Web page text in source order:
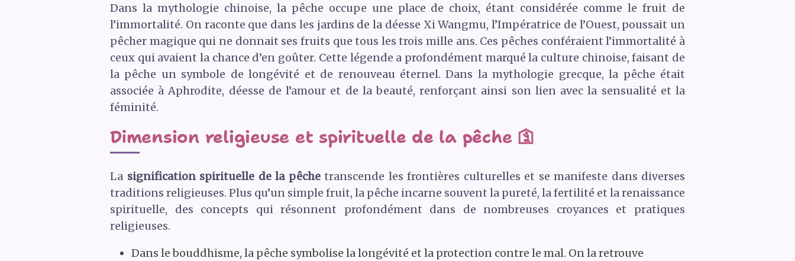
Dans la mythologie chinoise, la pêche occupe une place de choix, étant considérée comme le fruit de
l’immortalité. On raconte que dans les jardins de la déesse Xi Wangmu, l’Impératrice de l’Ouest, poussait un
pêcher magique qui ne donnait ses fruits que tous les trois mille ans. Ces pêches conféraient l’immortalité à
ceux qui avaient la chance d’en goûter. Cette légende a profondément marqué la culture chinoise, faisant de
la pêche un symbole de longévité et de renouveau éternel. Dans la mythologie grecque, la pêche était
associée à Aphrodite, déesse de l’amour et de la beauté, renforçant ainsi son lien avec la sensualité et la
féminité.
Dimension religieuse et spirituelle de la pêche 🛐
La signification spirituelle de la pêchetranscende les frontières culturelles et se manifeste dans diverses
traditions religieuses. Plus qu’un simple fruit, la pêche incarne souvent la pureté, la fertilité et la renaissance
spirituelle, des concepts qui résonnent profondément dans de nombreuses croyances et pratiques
religieuses.
Dans le bouddhisme, la pêche symbolise la longévité et la protection contre le mal. On la retrouve